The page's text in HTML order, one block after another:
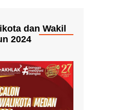
dan Wakil
2024